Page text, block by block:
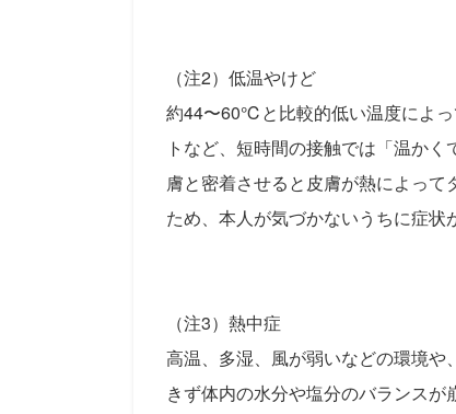
（注2）低温やけど
約44〜60℃と比較的低い温度によ
トなど、短時間の接触では「温か
膚と密着させると皮膚が熱によっ
ため、本人が気づかないうちに症状
（注3）熱中症
高温、多湿、風が弱いなどの環境
きず体内の水分や塩分のバランス